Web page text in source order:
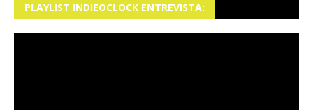
PLAYLIST INDIEOCLOCK ENTREVISTA: